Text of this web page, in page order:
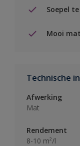
Soepel
Mooi mat
Technische
Afwerking
Mat
Rendement
8-10 m²/l